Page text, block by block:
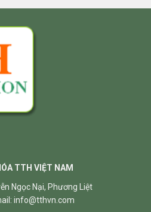
TTH VIỆT NAM
Ngọc Nại, Phương Liệt
info@tthvn.com